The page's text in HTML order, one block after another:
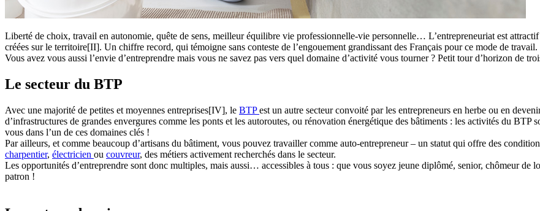
Liberté de choix, travail en autonomie, quête de sens, meilleur équilibre vie professionnelle-vie personnelle… L’entrepreneuriat est
créées sur le territoire[II]. Un chiffre record, qui témoigne sans conteste de l’engouement grandissant des Français pour ce mode de travail.
Vous avez vous aussi l’envie d’entreprendre mais vous ne savez pas vers quel domaine d’activité vous tourner ? Petit tour d’horizon de
Le secteur du BTP
Avec une majorité de petites et moyennes entreprises[IV], le BTPest un autre secteur convoité par les entrepreneurs en herbe ou en
d’infrastructures de grandes envergures comme les ponts et les autoroutes, ou rénovation énergétique des bâtiments : les activités du
vous dans l’un de ces domaines clés !
Par ailleurs, et comme beaucoup d’artisans du bâtiment, vous pouvez travailler comme auto-entrepreneur – un statut qui offre des
charpentier, électricien ou couvreur, des métiers activement recherchés dans le secteur.
Les opportunités d’entreprendre sont donc multiples, mais aussi… accessibles à tous : que vous soyez jeune diplômé, senior, chômeur
patron !